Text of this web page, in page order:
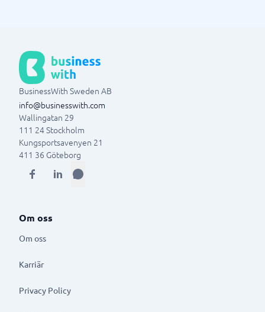
BusinessWith Sweden AB
info@businesswith.com
Wallingatan 29
111 24Stockholm
Kungsportsavenyen 21
411 36 Göteborg
Om oss
Om oss
Karriär
Privacy Policy